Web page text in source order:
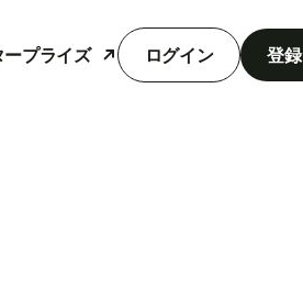
ープライズ ログイン 登録